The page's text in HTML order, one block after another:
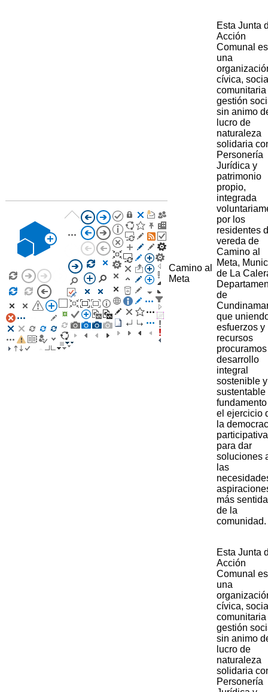
Camino al
Meta
​Esta Junta
Acción
Comunal es
una
cívica,
comunitaria
gestión
sin animo
lucro de
naturaleza
solidaria
Personería
Jurídica y
patrimonio
propio,
integrada
por los
residentes
vereda de
Camino al
Meta,
de La
de
que
esfuerzos y
recursos
desarrollo
integral
sostenible y
sustentable
el ejercicio
la
para dar
soluciones
las
más
de la
comunidad.​
​Esta Junta
Acción
Comunal es
una
cívica,
comunitaria
gestión
sin animo
lucro de
naturaleza
solidaria
Personería